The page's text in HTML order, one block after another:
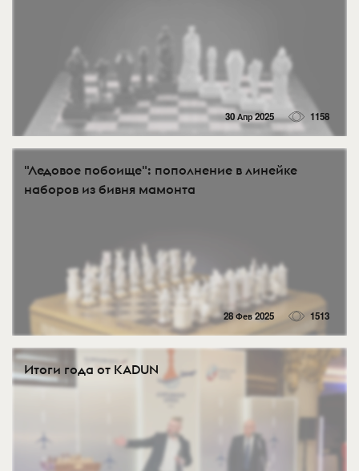
30 Апр 2025 1158
"Ледовое побоище": пополнение в линейке
наборов из бивня мамонта
28 Фев 2025 1513
Итоги года от KADUN